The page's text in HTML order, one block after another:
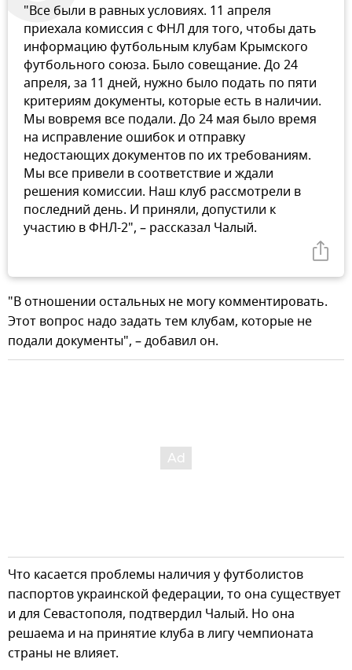
"Все были в равных условиях. 11 апреля
приехала комиссия с ФНЛ для того, чтобы дать
информацию футбольным клубам Крымского
футбольного союза. Было совещание. До 24
апреля, за 11 дней, нужно было подать по пяти
критериям документы, которые есть в наличии.
Мы вовремя все подали. До 24 мая было время
на исправление ошибок и отправку
недостающих документов по их требованиям.
Мы все привели в соответствие и ждали
решения комиссии. Наш клуб рассмотрели в
последний день. И приняли, допустили к
участию в ФНЛ-2", – рассказал Чалый.
"В отношении остальных не могу комментировать.
Этот вопрос надо задать тем клубам, которые не
подали документы", – добавил он.
Что касается проблемы наличия у футболистов
паспортов украинской федерации, то она существует
и для Севастополя, подтвердил Чалый. Но она
решаема и на принятие клуба в лигу чемпионата
страны не влияет.